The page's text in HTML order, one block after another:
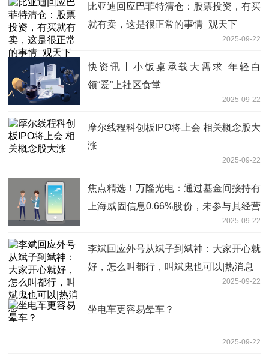
比亚迪回应巴菲特清仓：股票投资，有买
就有卖，这是很正常的事情_观天下
2025-09-22
快资讯丨小饭桌承载大需求 年轻白
领“爱”上社区食堂
2025-09-22
摩尔线程科创板IPO将上会 相关概念股大
涨
2025-09-22
焦点精选！万隆光电：通过基金间接持有
上海威固信息0.66%股份，未参与其经营
2025-09-22
李斌回应外号从斌子到斌神：大家开心就
好，怎么叫都行，叫斌鬼也可以|热消息
2025-09-22
坐电车更容易晕车？
2025-09-22